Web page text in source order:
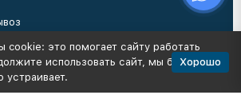
это помогает сайту работать
использовать сайт, мы будем
устраивает.
Хорошо